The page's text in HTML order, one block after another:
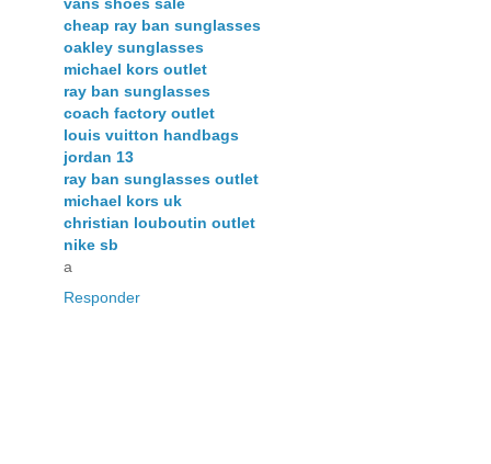
cheap ray ban sunglasses
oakley sunglasses
michael kors outlet
ray ban sunglasses
coach factory outlet
louis vuitton handbags
jordan 13
ray ban sunglasses outlet
michael kors uk
christian louboutin outlet
nike sb
a
Responder